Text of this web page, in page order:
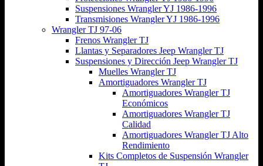
Suspensiones Wrangler YJ 1986-1996
Transmisiones Wrangler YJ 1986-1996
Wrangler TJ 97-06
Frenos Wrangler TJ
Llantas y Separadores Jeep Wrangler TJ
Suspensiones y Dirección Jeep Wrangler TJ
Muelles Wrangler TJ
Amortiguadores Wrangler TJ
Amortiguadores Wrangler TJ
Económicos
Amortiguadores Wrangler TJ
Calidad
Amortiguadores Wrangler TJ Alto
Rendimiento
Kits Completos de Suspensión Wrangler